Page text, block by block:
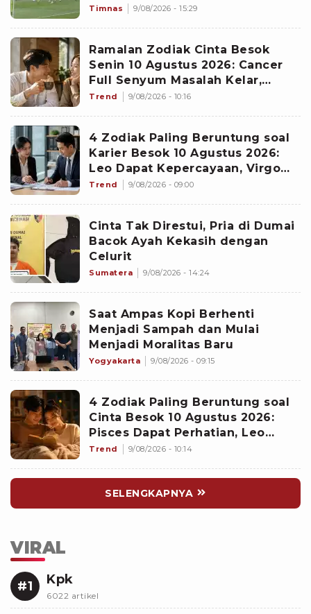
Timnas 9/08/2026 - 15:29
Ramalan Zodiak Cinta Besok
Senin 10 Agustus 2026: Cancer
Full Senyum Masalah Kelar,
Scorpio Awas Terprovokasi
Trend 9/08/2026 - 10:16
4 Zodiak Paling Beruntung soal
Karier Besok 10 Agustus 2026:
Leo Dapat Kepercayaan, Virgo
Makin Diperhitungkan
Trend 9/08/2026 - 09:00
Cinta Tak Direstui, Pria di Dumai
Bacok Ayah Kekasih dengan
Celurit
Sumatera 9/08/2026 - 14:24
Saat Ampas Kopi Berhenti
Menjadi Sampah dan Mulai
Menjadi Moralitas Baru
Yogyakarta 9/08/2026 - 09:15
4 Zodiak Paling Beruntung soal
Cinta Besok 10 Agustus 2026:
Pisces Dapat Perhatian, Leo
Makin Dekat dengan Si Dia
Trend 9/08/2026 - 10:14
SELENGKAPNYA
VIRAL
#1 Kpk
6022 artikel